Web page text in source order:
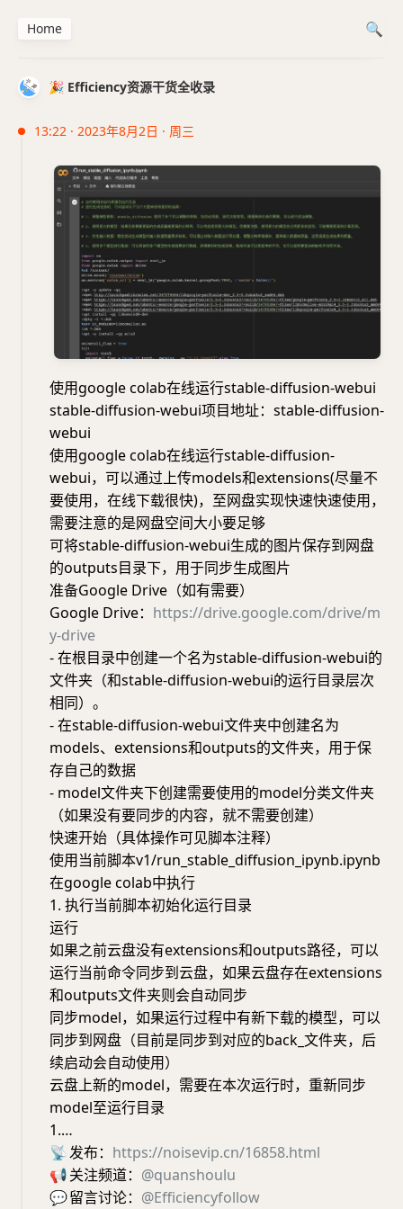
🎉 Efficiency资源干货全收录
13:22 · 2023年8月2日 · 周三
使用google colab在线运行stable-diffusion-webui
​stable-diffusion-webui​项目地址：stable-diffusion-
webui
使用google colab在线运行stable-diffusion-
webui，可以通过上传models和extensions(尽量不
要使用，在线下载很快)，至网盘实现快速快速使用，
需要注意的是网盘空间大小要足够
可将stable-diffusion-webui生成的图片保存到网盘
的outputs目录下，用于同步生成图片
准备Google Drive（如有需要）
Google Drive： https://drive.google.com/drive/m
y-drive
- 在根目录中创建一个名为stable-diffusion-webui​的
文件夹（和stable-diffusion-webui的运行目录层次
相同）。
- 在stable-diffusion-webui​文件夹中创建名为
models​、extensions​和outputs​的文件夹，用于保
存自己的数据
- model文件夹下创建需要使用的model分类文件夹
（如果没有要同步的内容，就不需要创建）
快速开始（具体操作可见脚本注释）
使用当前脚本v1/run_stable_diffusion_ipynb.ipynb
在google colab中执行
1. 执行当前脚本初始化运行目录
运行
如果之前云盘没有extensions和outputs路径，可以
运行当前命令同步到云盘，如果云盘存在extensions
和outputs文件夹则会自动同步
同步model，如果运行过程中有新下载的模型，可以
同步到网盘（目前是同步到对应的back_文件夹​，后
续启动会自动使用）
云盘上新的model，需要在本次运行时，重新同步
model至运行目录
1.…
📡发布： https://noisevip.cn/16858.html
📢关注频道： @quanshoulu
💬留言讨论： @Efficiencyfollow
Home